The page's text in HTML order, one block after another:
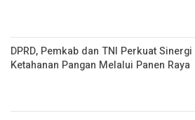
DPRD, Pemkab dan TNI Perkuat
Ketahanan Pangan Melalui Panen Raya